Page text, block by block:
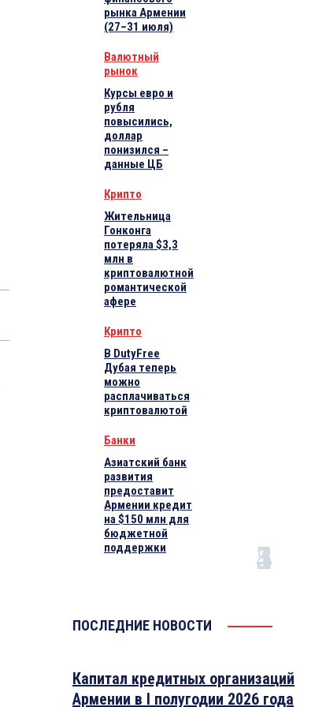
рынка Армении
(27–31 июля)
Валютный
рынок
Курсы евро и
рубля
повысились,
доллар
понизился –
данные ЦБ
Крипто
Жительница
Гонконга
потеряла $3,3
млн в
криптовалютной
романтической
афере
Крипто
В DutyFree
Дубая теперь
можно
расплачиваться
криптовалютой
Банки
Азиатский банк
развития
предоставит
Армении кредит
на $150 млн для
бюджетной
поддержки
ПОСЛЕДНИЕ НОВОСТИ
Капитал кредитных организаций
Армении в I полугодии 2026 года